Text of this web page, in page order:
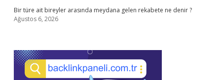
Bir türe ait bireyler arasında meydana gelen rekabete ne denir ?
Ağustos 6, 2026